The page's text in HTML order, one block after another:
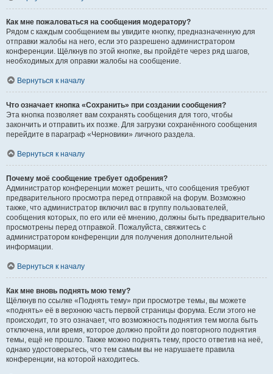
Как мне пожаловаться на сообщения модератору?
Рядом с каждым сообщением вы увидите кнопку, предназначенную для
отправки жалобы на него, если это разрешено администратором
конференции. Щёлкнув по этой кнопке, вы пройдёте через ряд шагов,
необходимых для оправки жалобы на сообщение.
Вернуться к началу
Что означает кнопка «Сохранить» при создании сообщения?
Эта кнопка позволяет вам сохранять сообщения для того, чтобы
закончить и отправить их позже. Для загрузки сохранённого сообщения
перейдите в параграф «Черновики» личного раздела.
Вернуться к началу
Почему моё сообщение требует одобрения?
Администратор конференции может решить, что сообщения требуют
предварительного просмотра перед отправкой на форум. Возможно
также, что администратор включил вас в группу пользователей,
сообщения которых, по его или её мнению, должны быть предварительно
просмотрены перед отправкой. Пожалуйста, свяжитесь с
администратором конференции для получения дополнительной
информации.
Вернуться к началу
Как мне вновь поднять мою тему?
Щёлкнув по ссылке «Поднять тему» при просмотре темы, вы можете
«поднять» её в верхнюю часть первой страницы форума. Если этого не
происходит, то это означает, что возможность поднятия тем могла быть
отключена, или время, которое должно пройти до повторного поднятия
темы, ещё не прошло. Также можно поднять тему, просто ответив на неё,
однако удостоверьтесь, что тем самым вы не нарушаете правила
конференции, на которой находитесь.